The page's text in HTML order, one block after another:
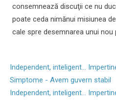
consemnează discuţii ce nu
poate ceda nimănui misiunea
cale spre desemnarea unui nou
Independent, inteligent...
Simptome - Avem guvern stabil
Independent, inteligent...